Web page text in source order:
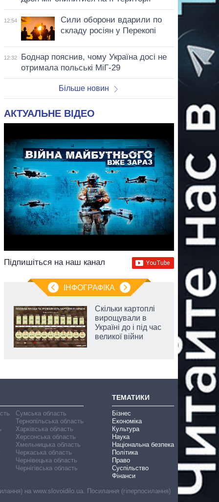
12:54
Сили оборони вдарили по
складу росіян у Перекопі
12:32
Боднар пояснив, чому Україна досі не
отримала польські МіГ-29
Більше новин
АКТУАЛЬНЕ ВІДЕО
Підпишіться на наш канал
ІНФОГРАФІКА
Скільки картоплі
вирощували в
Україні до і під час
великої війни
Сумська область
Тернопільська область
Харківська область
Херсонська область
Хмельницька область
Черкаська область
Чернівецька область
Чернігівська область
ТЕМАТИКИ
Бізнес
Економіка
Культура
Наука
Національна безпека
Політика
Право
Суспільство
Фінанси
на www.slovoidilo.ua. Посилання (гіперпосилання)